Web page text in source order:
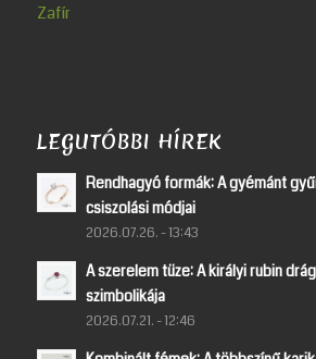
Zafír
LEGUTÓBBI HÍREK
Rendhagyó formák: A gyémánt
csiszolási módjai
2026.07.26. - 13:43
A szerelem tüze: A királyi rubin
szimbolikája
2026.07.21. - 12:46